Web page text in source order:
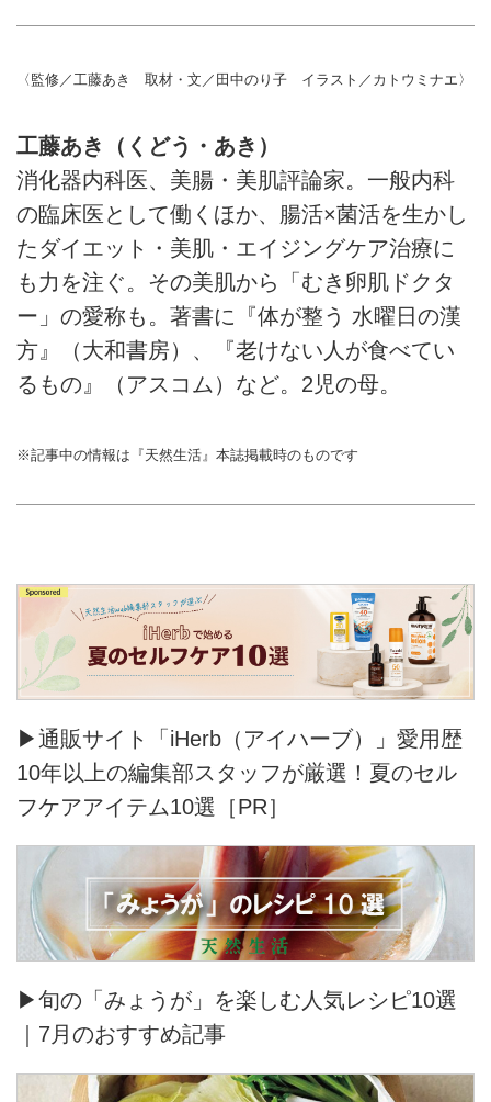
〈監修／工藤あき 取材・文／田中のり子 イラスト／カトウミナエ〉
工藤あき（くどう・あき）
消化器内科医、美腸・美肌評論家。一般内科
の臨床医として働くほか、腸活×菌活を生かし
たダイエット・美肌・エイジングケア治療に
も力を注ぐ。その美肌から「むき卵肌ドクタ
ー」の愛称も。著書に『体が整う 水曜日の漢
方』（大和書房）、『老けない人が食べてい
るもの』（アスコム）など。2児の母。
※記事中の情報は『天然生活』本誌掲載時のものです
▶通販サイト「iHerb（アイハーブ）」愛用歴
10年以上の編集部スタッフが厳選！夏のセル
フケアアイテム10選［PR］
▶旬の「みょうが」を楽しむ人気レシピ10選
｜7月のおすすめ記事